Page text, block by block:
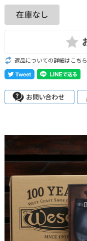
返品についての詳細はこちら